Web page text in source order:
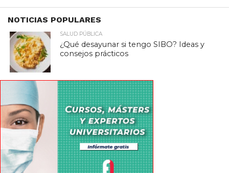
NOTICIAS POPULARES
SALUD PÚBLICA
¿Qué desayunar si tengo SIBO? Ideas y
consejos prácticos